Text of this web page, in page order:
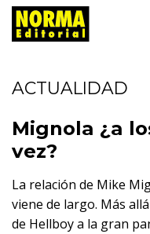
ACTUALIDAD
Mignola ¿a
vez?
La relación de Mike
viene de largo. Más
de Hellboy a la gran